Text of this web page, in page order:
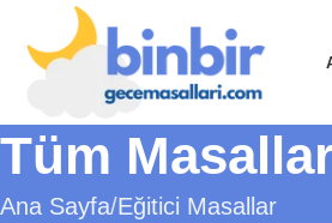
Tüm
Ana Sayfa Eğitici Masallar